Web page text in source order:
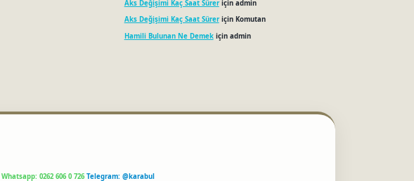
Aks Değişimi Kaç Saat Süreriçin admin
Aks Değişimi Kaç Saat Süreriçin Komutan
Hamili Bulunan Ne Demekiçin admin
Whatsapp: 0262 606 0 726 Telegram: @karabul